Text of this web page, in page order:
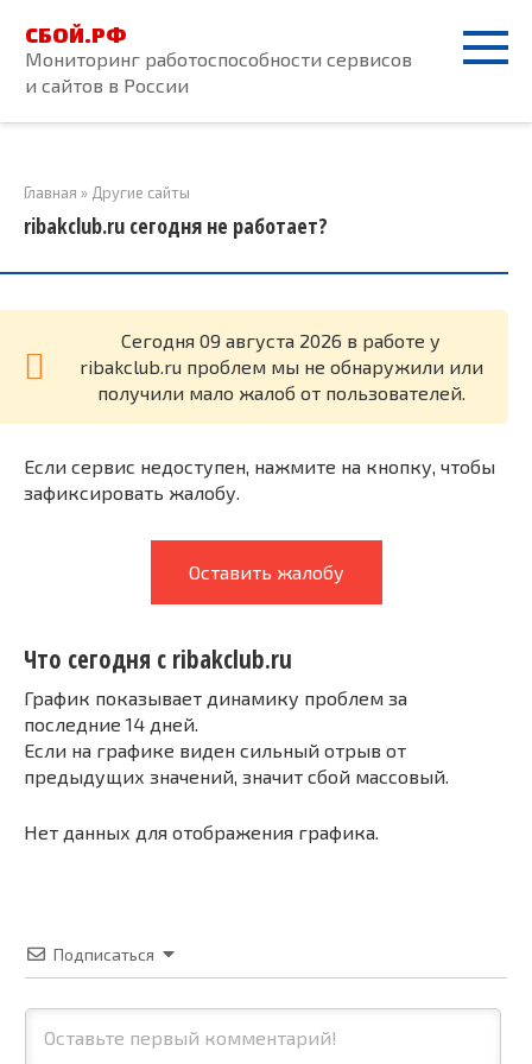
контенту
СБОЙ.РФ
Мониторинг работоспособности сервисов
и сайтов в России
Главная » Другие сайты
ribakclub.ru сегодня не работает?
Cегодня 09 августа 2026 в работе у
ribakclub.ru проблем мы не обнаружили или
получили мало жалоб от пользователей.
Если сервис недоступен, нажмите на кнопку, чтобы
зафиксировать жалобу.
Оставить жалобу
Что сегодня с ribakclub.ru
График показывает динамику проблем за
последние 14 дней.
Если на графике виден сильный отрыв от
предыдущих значений, значит сбой массовый.
Нет данных для отображения графика.
Подписаться